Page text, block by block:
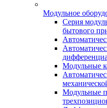
Модульное
Серия
бытового
Модульные
Модульные